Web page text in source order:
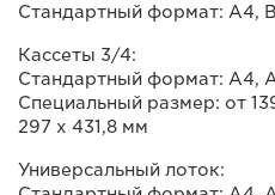
Стандартный формат: A4,
Кассеты 3/4:
Стандартный формат: A4,
Специальный размер: от
297 x 431,8 мм
Универсальный лоток: